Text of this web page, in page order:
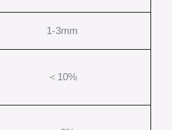
1-3mm
＜10%